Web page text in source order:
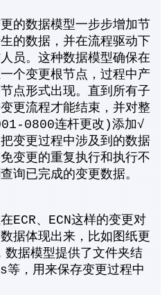
的数据模型一步步增加节
的数据，并在流程驱动下
员。这种数据模型确保在
个变更根节点，过程中产
点形式出现。直到所有子
更流程才能结束，并对整
0800连杆更改)添加√
变更过程中涉及到的数据
变更的重复执行和执行不
询已完成的变更数据。
ECR、ECN这样的变更对
据体现出来，比如图纸更
数据模型提供了文件夹结
，用来保存变更过程中